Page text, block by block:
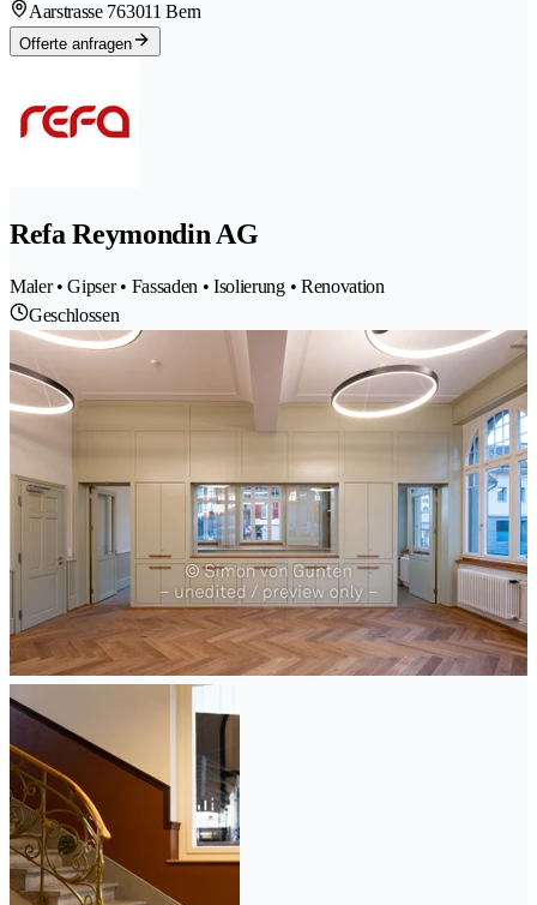
Aarstrasse 763011 Bern
Offerte anfragen
Refa Reymondin AG
Maler • Gipser • Fassaden • Isolierung • Renovation
Geschlossen